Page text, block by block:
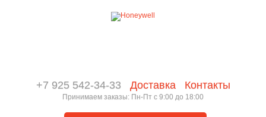
+7 925 542-34-33 Доставка Контакты
Принимаем заказы: Пн-Пт с 9:00 до 18:00